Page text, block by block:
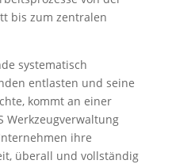
bis zum zentralen
systematisch
entlasten und seine
kommt an einer
Werkzeugverwaltung
ihre
überall und vollständig